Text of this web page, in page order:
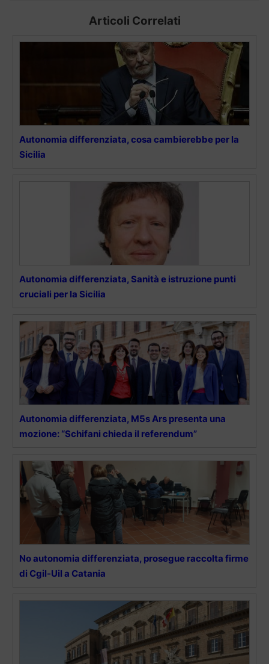
Articoli Correlati
Autonomia differenziata, cosa cambierebbe per la
Sicilia
Autonomia differenziata, Sanità e istruzione punti
cruciali per la Sicilia
Autonomia differenziata, M5s Ars presenta una
mozione: “Schifani chieda il referendum”
No autonomia differenziata, prosegue raccolta firme
di Cgil-Uil a Catania